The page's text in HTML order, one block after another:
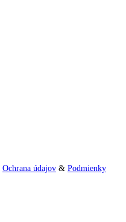
Ochrana údajov & Podmienky